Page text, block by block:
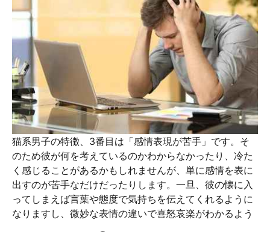
猫系男子の特徴、3番目は「感情表現が苦手」です。そ
のため彼が何を考えているのかわからなかったり、冷た
く感じることがあるかもしれませんが、単に感情を表に
出すのが苦手なだけだったりします。一旦、彼の懐に入
ってしまえば言葉や態度で気持ちを伝えてくれるように
なりますし、微妙な表情の違いで喜怒哀楽がわかるよう